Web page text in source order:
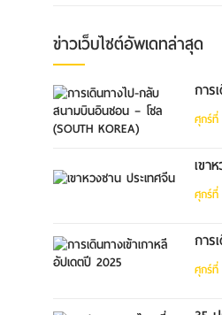
ข่าวเว็บไซต์อัพเดทล่าสุด
การ
ศุกร์ที่
เขา
ศุกร์ที่
การ
ศุกร์ที่